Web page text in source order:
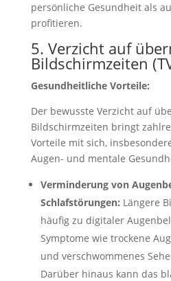
persönliche Gesundheit als
profitieren.
5. Verzicht auf
Bildschirmzeiten
Gesundheitliche Vorteile:
Der bewusste Verzicht auf
Bildschirmzeiten bringt
Vorteile mit sich,
Augen- und mentale
Verminderung von
Schlafstörungen: Längere
häufig zu digitaler
Symptome wie trockene
und verschwommenes
Darüber hinaus kann das